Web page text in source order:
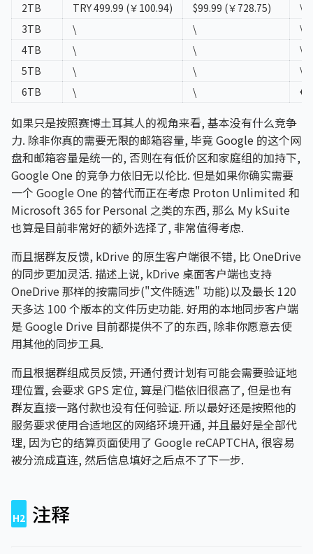
2TB
TRY 499.99 (￥100.94) $99.99 (￥728.75)
\
3TB
\ \
\
4TB
\ \
\
5TB
\ \
\
6TB
\ \
如果只是按照赛博土耳其人的视角来看, 基本没有什么竞争
力. 除非你真的需要无限的邮箱容量, 毕竟 Google 的这个网
盘和邮箱容量是统一的, 否则在有低价区和家庭组的加持下,
Google One 的竞争力依旧无以伦比. 但是如果你确实需要
一个 Google One 的替代而正在考虑 Proton Unlimited 和
Microsoft 365 for Personal 之类的东西, 那么 My kSuite
也算是目前非常好的额外选择了, 非常值得考虑.
而且据群友反馈, kDrive 的原生客户端很不错, 比 OneDrive
的同步更加灵活. 描述上说, kDrive 桌面客户端也支持
OneDrive 那样的按需同步("文件随选" 功能)以及最长 120
天多达 100 个版本的文件历史功能. 好用的本地同步客户端
是 Google Drive 目前都提供不了的东西, 除非你愿意去使
用其他的同步工具.
而且根据群组成员反馈, 开通付费计划有可能会需要验证地
理位置, 会要求 GPS 定位, 算是门槛依旧很高了, 但是也有
群友直接一路付款也没有任何验证. 所以最好还是按照他的
服务要求使用合适地区的网络环境开通, 并且最好是全部代
理, 因为它的结算页面使用了 Google reCAPTCHA, 很容易
被分流成直连, 然后信息填好之后点不了下一步.
注释